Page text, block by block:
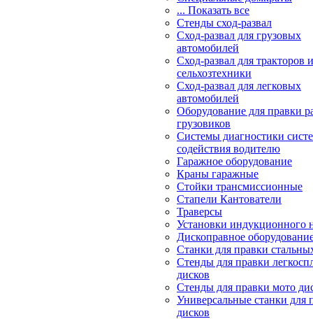
... Показать все
Стенды сход-развал
Сход-развал для грузовых
автомобилей
Сход-развал для тракторов и
сельхозтехники
Сход-развал для легковых
автомобилей
Оборудование для правки
грузовиков
Системы диагностики
содействия водителю
Гаражное оборудование
Краны гаражные
Стойки трансмиссионные
Стапели Кантователи
Траверсы
Установки индукционного
Дископравное
Станки для правки
Стенды для правки
дисков
Стенды для правки мото
Универсальные станки для
дисков